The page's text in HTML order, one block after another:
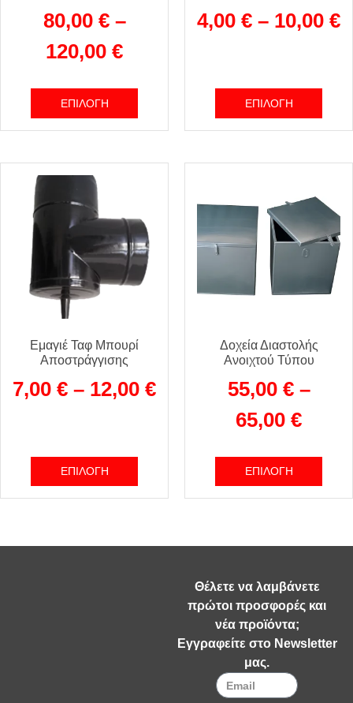
80,00 € –
120,00 €
ΕΠΙΛΟΓΉ
4,00 € – 10,00 €
ΕΠΙΛΟΓΉ
Εμαγιέ Ταφ Μπουρί
Αποστράγγισης
7,00 € – 12,00 €
ΕΠΙΛΟΓΉ
Δοχεία Διαστολής
Ανοιχτού Τύπου
55,00 € –
65,00 €
ΕΠΙΛΟΓΉ
Θέλετε να λαμβάνετε
πρώτοι προσφορές και
νέα προϊόντα;
Εγγραφείτε στο Newsletter
μας.